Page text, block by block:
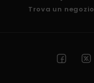
Trova un negozio